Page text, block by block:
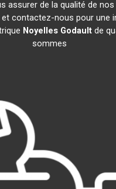
assurer de la qualité de nos
contactez-nous pour une
Noyelles Godault de
sommes